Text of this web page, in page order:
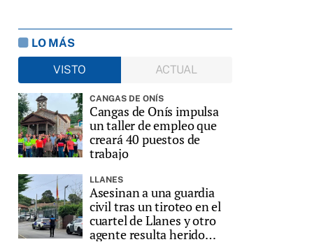
LO MÁS
VISTO
ACTUAL
CANGAS DE ONÍS
Cangas de Onís impulsa
un taller de empleo que
creará 40 puestos de
trabajo
LLANES
Asesinan a una guardia
civil tras un tiroteo en el
cuartel de Llanes y otro
agente resulta herido